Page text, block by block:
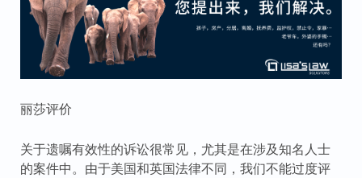
丽莎评价
关于遗嘱有效性的诉讼很常见，尤其是在涉及知名人士
的案件中。由于美国和英国法律不同，我们不能过度评